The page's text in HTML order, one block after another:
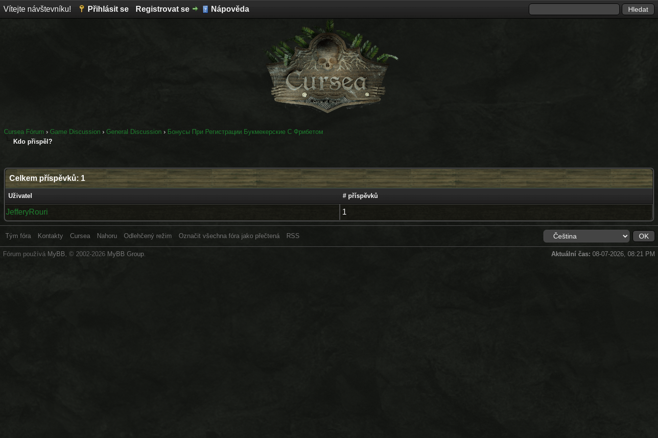
Vítejte návštevníku! Přihlásit se Registrovat se Nápověda
Cursea Fórum › Game Discussion › General Discussion › Бонусы При Регистрации Букмекерские С Фрибетом
Kdo přispěl?
Celkem příspěvků: 1
Uživatel # příspěvků
JefferyRouri 1
Tým fóra Kontakty Cursea Nahoru Odlehčený režim Označit všechna fóra jako přečtená RSS
Aktuální čas: 08-07-2026, 08:21 PM
Fórum používá MyBB, © 2002-2026 MyBB Group.